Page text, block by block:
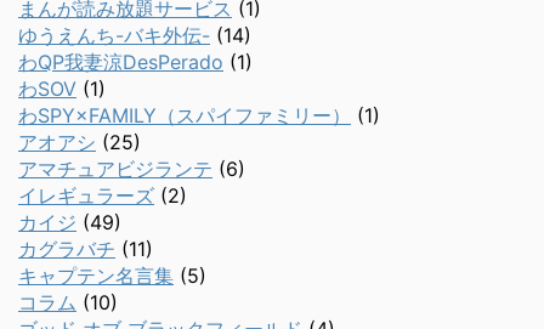
まんが読み放題サービス (1)
ゆうえんち-バキ外伝- (14)
わQP我妻涼DesPerado (1)
わSOV (1)
わSPY×FAMILY（スパイファミリー）
(1)
アオアシ (25)
アマチュアビジランテ (6)
イレギュラーズ (2)
カイジ (49)
カグラバチ (11)
キャプテン名言集 (5)
コラム (10)